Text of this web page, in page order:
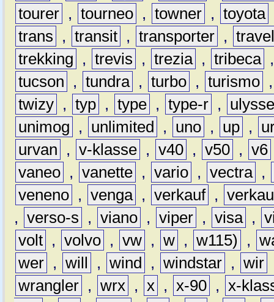
tourer , tourneo , towner , toyota
trans
, transit , transporter ,
trekking
, trevis , trezia , tribeca
tucson
, tundra , turbo , turismo
twizy , typ , type , type-r ,
unimog
, unlimited , uno , up ,
urvan
, v-klasse , v40 , v50 , v6
vaneo , vanette , vario , vectra ,
veneno , venga , verkauf ,
, verso-s , viano , viper , visa ,
volt , volvo , vw , w , w115) ,
wer , will , wind , windstar , wir
wrangler , wrx , x , x-90 , x-